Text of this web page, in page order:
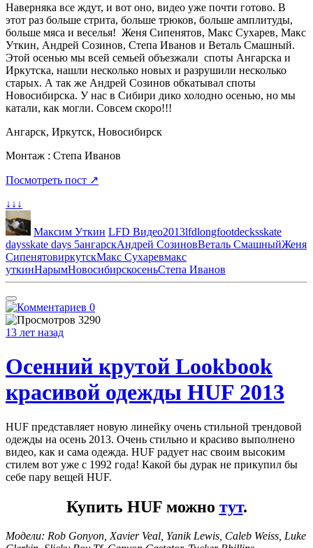
Наверняка все ждут, и вот оно, видео уже почти готово. В
этот раз больше стрита, больше трюков, больше амплитуды,
больше мяса и веселья! Женя Сипенятов, Макс Сухарев, Макс
Уткин, Андрей Созинов, Степа Иванов и Веталь Смашный.
Этой осенью мы всей семьей объезжали споты Ангарска и
Иркутска, нашли несколько новых и разрушили несколько
старых. А так же Андрей Созинов обкатывал споты
Новосибирска. У нас в Сибири дико холодно осенью, но мы
катали, как могли. Совсем скоро!!!
Ангарск, Иркутск, Новосибирск
Монтаж : Степа Иванов
Посмотреть пост ↗
↓↓↓
Максим Уткин LFD Видео2013lfdlongfootdecksskate
daysskate days 5ангарскАндрей СозиновВеталь СмашныйЖеня
СипенятовиркутскМакс Сухаревмакс
уткинНарымНовосибирскосеньСтепа Иванов
0
3290
13 лет назад
Осенний крутой Lookbook
красивой одежды HUF 2013
HUF представляет новую линейку очень стильной трендовой
одежды на осень 2013. Очень стильно и красиво выполнено
видео, как и сама одежда. HUF радует нас своим высоким
стилем вот уже с 1992 года! Какой бы дурак не прикупил бы
себе пару вещей HUF.
Купить HUF можно тут.
Модели: Rob Gonyon, Xavier Veal, Yanik Lewis, Caleb Weiss, Luke